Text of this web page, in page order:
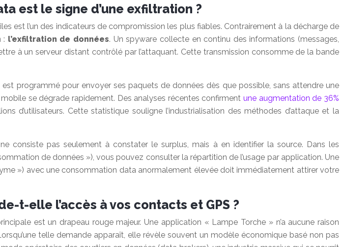
est le signe d’une exfiltration ?
est l’un des indicateurs de compromission les plus fiables. Contrairement à la décharge de
: l’exfiltration de données. Un spyware collecte en continu des informations (messages,
à un serveur distant contrôlé par l’attaquant. Cette transmission consomme de la bande
programmé pour envoyer ses paquets de données dès que possible, sans attendre une
se dégrade rapidement. Des analyses récentes confirmentune augmentation de 36%
d’utilisateurs. Cette statistique souligne l’industrialisation des méthodes d’attaque et la
consiste pas seulement à constater le surplus, mais à en identifier la source. Dans les
de données »), vous pouvez consulter la répartition de l’usage par application. Une
») avec une consommation data anormalement élevée doit immédiatement attirer votre
t-elle l’accès à vos contacts et GPS ?
est un drapeau rouge majeur. Une application « Lampe Torche » n’a aucune raison
telle demande apparaît, elle révèle souvent un modèle économique basé non pas